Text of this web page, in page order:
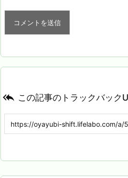
 この記事のトラックバック